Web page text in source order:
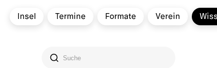
Insel Termine Formate Verein